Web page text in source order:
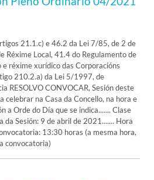
21.1.c) e 46.2 da Lei 7/85, de 2 de
Réxime Local, 41.4 do Regulamento de
réxime xurídico das Corporacións
210.2.a) da Lei 5/1997, de
RESOLVO CONVOCAR, Sesión deste
celebrar na Casa da Concello, na hora e
a Orde do Día que se indica....... Clase
da Sesión: 9 de abril de 2021....... Hora
13:30 horas (a mesma hora,
convocatoria)